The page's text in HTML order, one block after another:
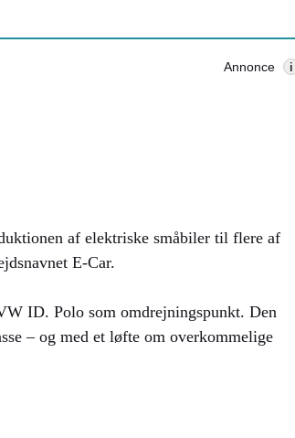
Annonce i
af elektriske småbiler til flere af
E-Car.
ID. Polo som omdrejningspunkt. Den
– og med et løfte om overkommelige